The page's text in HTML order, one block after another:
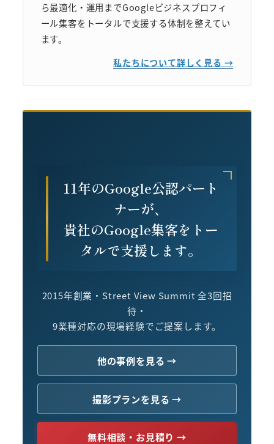
ら最適化・運用までGoogleビジネスプロフィ
ール集客をトータルで支援する体制を整えてい
ます。
私たちについて詳しく見る →
11年のGoogle公認パート
ナーが、
貴社のGoogle集客をトー
タルで支援します。
2015年創業・Street View Summit 全3回招
待・
9業種対応の現場経験でご提案します。
他の事例を見る →
撮影プランを見る →
無料相談・お見積り →